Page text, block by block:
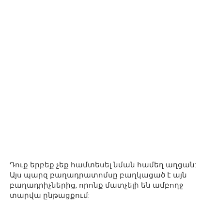
Դուք երբեք չեք համտեսել նման համեղ աղցան:
Այս պարզ բաղադրատոմսը բաղկացած է այն
բաղադրիչներից, որոնք մատչելի են ամբողջ
տարվա ընթացքում: